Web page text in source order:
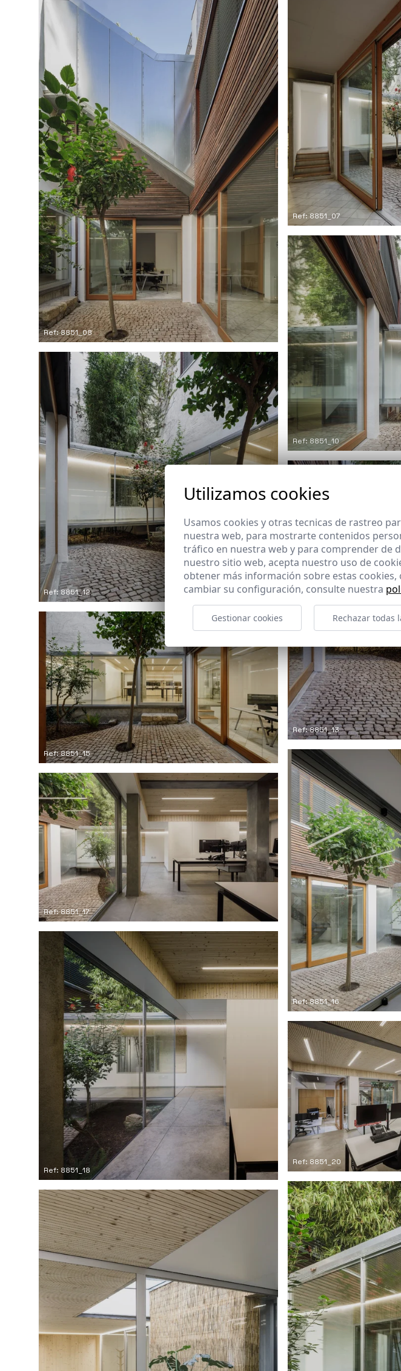
Ref: 8851_07
Ref: 8851_08
Ref: 8851_10
Ref: 8851_12
Ref: 8851_13
Ref: 8851_15
Ref: 8851_16
Ref: 8851_17
Ref: 8851_18
Ref: 8851_20
Utilizamos cookies
Usamos cookies y otras tecnicas de rastreo
nuestra web, para mostrarte contenidos
tráfico en nuestra web y para comprender de
nuestro sitio web, acepta nuestro uso de
obtener más información sobre estas
cambiar su configuración, consulte nuestra
Gestionar cookies Rechazar todas